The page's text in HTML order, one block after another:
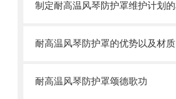
耐高温风琴防护罩的优势以及材质
耐高温风琴防护罩颂德歌功